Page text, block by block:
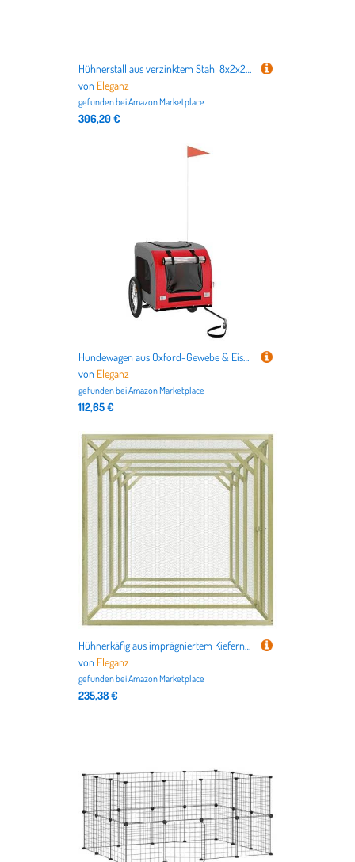
Hühnerstall aus verzinktem Stahl 8x2x2 m | Langlebig & Wetterfest | Ideal für Kleintiere wie Hühner & Kaninchen | Sicherer Lebensraum für Garten & Hof
von Eleganz
gefunden beiAmazon Marketplace
306,20 €
Hundewagen aus Oxford-Gewebe & Eisen - Robuster Fahrradanhänger für Hunde, Ideal für Outdoor-Aktivitäten, Perfekte Lösung für sicheren Transport
von Eleganz
gefunden beiAmazon Marketplace
112,65 €
Hühnerkäfig aus imprägniertem Kiefernholz & verzinktem Stahldraht - 1,5x6x1,5 m großes Gehege für Kleintiere - langlebig & wetterfest
von Eleganz
gefunden beiAmazon Marketplace
235,38 €